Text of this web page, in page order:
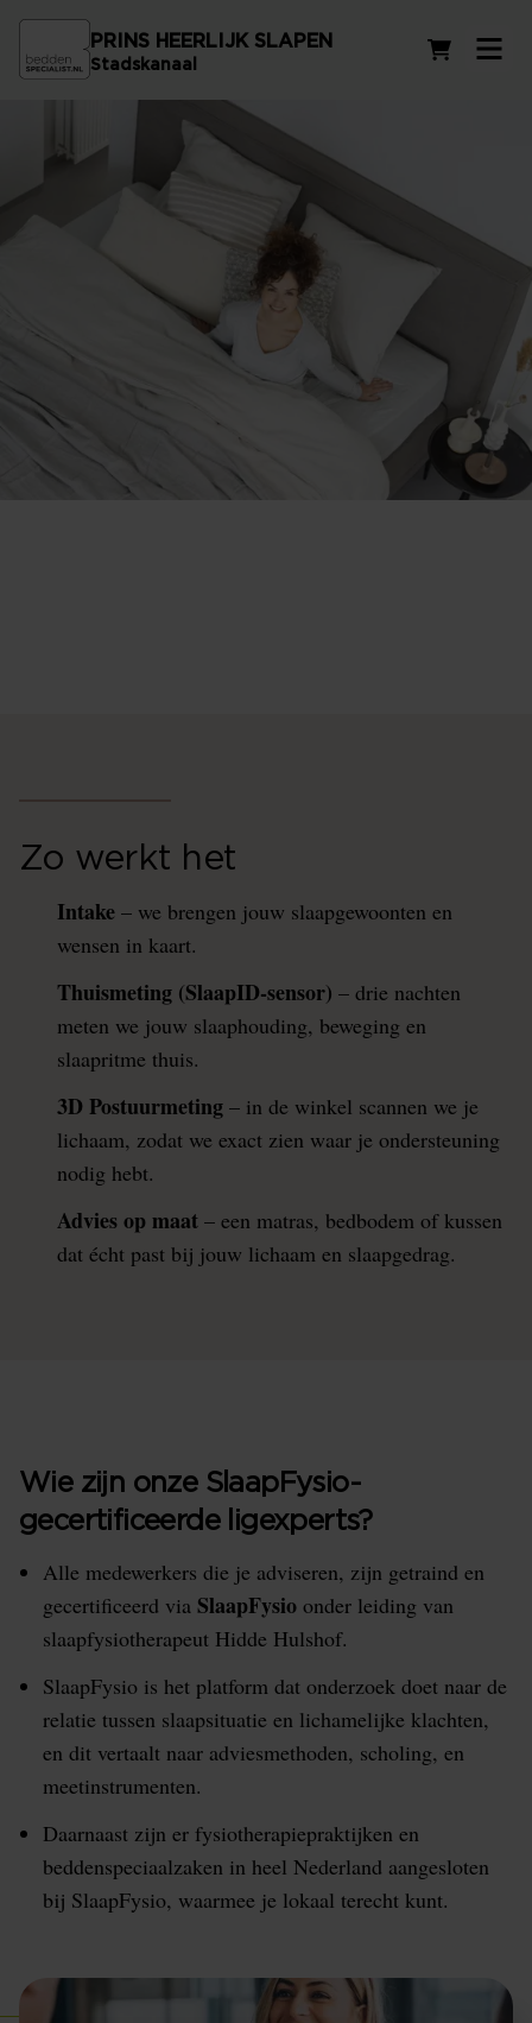
PRINS HEERLIJK SLAPEN
Stadskanaal
Zo werkt het
Intake – we brengen jouw slaapgewoonten en
wensen in kaart.
Thuismeting (SlaapID-sensor) – drie nachten
meten we jouw slaaphouding, beweging en
slaapritme thuis.
3D Postuurmeting – in de winkel scannen we je
lichaam, zodat we exact zien waar je ondersteuning
nodig hebt.
Advies op maat – een matras, bedbodem of kussen
dat écht past bij jouw lichaam en slaapgedrag.
Wie zijn onze SlaapFysio-
gecertificeerde ligexperts?
Alle medewerkers die je adviseren, zijn getraind en
gecertificeerd via SlaapFysio onder leiding van
slaapfysiotherapeut Hidde Hulshof.
SlaapFysio is het platform dat onderzoek doet naar de
relatie tussen slaapsituatie en lichamelijke klachten,
en dit vertaalt naar adviesmethoden, scholing, en
meetinstrumenten.
Daarnaast zijn er fysiotherapiepraktijken en
beddenspeciaalzaken in heel Nederland aangesloten
bij SlaapFysio, waarmee je lokaal terecht kunt.